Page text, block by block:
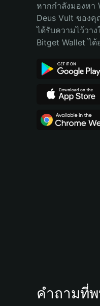
Bahasa Indonesia
Português (Brasil)
หากกำลังมองหา
Deus Vult ของ
ได้รับความไว้วา
Bitget Wallet ได้
คำถามที่